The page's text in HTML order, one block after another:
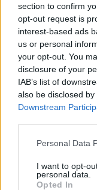
section to confirm
opt-out request is
interest-based ads
us or personal
your opt-out. You
disclosure of your
IAB’s list of
also be disclosed
Downstream
Personal Data
I want to opt-
personal data.
Opted In